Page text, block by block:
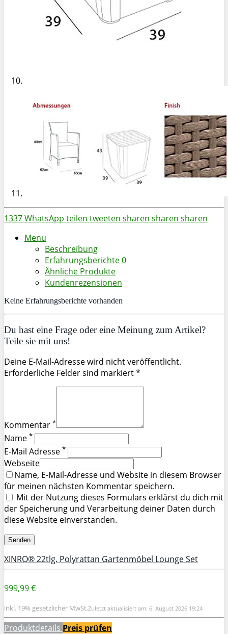
1337WhatsApp teilen tweeten sharen sharen sharen
Menu
Beschreibung
Erfahrungsberichte0
Ähnliche Produkte
Kundenrezensionen
Keine Erfahrungsberichte vorhanden
Du hast eine Frage oder eine Meinung zum Artikel?
Teile sie mit uns!
Deine E-Mail-Adresse wird nicht veröffentlicht.
Erforderliche Felder sind markiert *
Kommentar *
Name *
E-Mail Adresse *
Webseite
Name, E-Mail-Adresse und Website in diesem Browser
für meinen nächsten Kommentar speichern.
Mit der Nutzung dieses Formulars erklärst du dich mit
der Speicherung und Verarbeitung deiner Daten durch
diese Website einverstanden.
XINRO® 22tlg. Polyrattan Gartenmöbel Lounge Set
999,99 €
inkl. 19% gesetzlicher MwSt.Zuletzt aktualisiert am: 6. August 2026 19:24
Produktdetails Preis prüfen